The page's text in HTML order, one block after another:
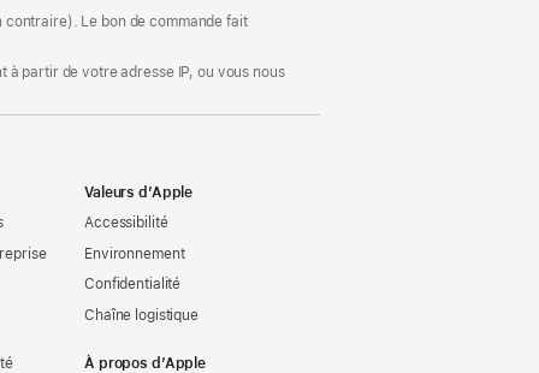
contraire). Le bon de commande fait
partir de votre adresse IP, ou vous nous
Valeurs d’Apple
Accessibilité
Environnement
Confidentialité
Chaîne logistique
À propos d’Apple